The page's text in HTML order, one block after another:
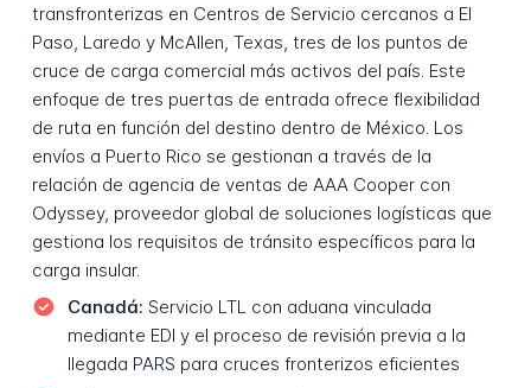
transfronterizas en Centros de Servicio cercanos a El
Paso, Laredo y McAllen, Texas, tres de los puntos de
cruce de carga comercial más activos del país. Este
enfoque de tres puertas de entrada ofrece flexibilidad
de ruta en función del destino dentro de México. Los
envíos a Puerto Rico se gestionan a través de la
relación de agencia de ventas de AAA Cooper con
Odyssey, proveedor global de soluciones logísticas que
gestiona los requisitos de tránsito específicos para la
carga insular.
Canadá: Servicio LTL con aduana vinculada
mediante EDI y el proceso de revisión previa a la
llegada PARS para cruces fronterizos eficientes